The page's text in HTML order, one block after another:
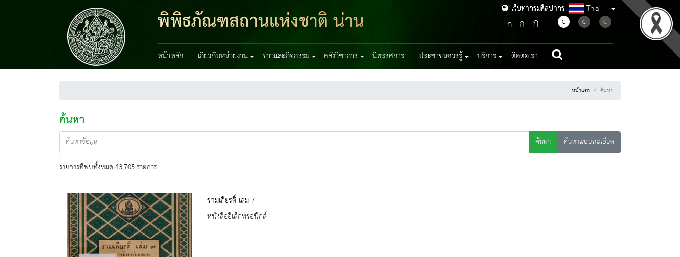
เว็บท่ากรมศิลปากร
พิพิธภัณฑสถานแห่งชาติ น่าน เว็บท่ากรมศิลปากร Thai
ก ก ก C C C
หน้าหลัก เกี่ยวกับหน่วยงาน ข่าวและกิจกรรม คลังวิชาการ นิทรรศการ ประชาชนควรรู้ บริการ ติดต่อเรา
หน้าแรก ค้นหา
ค้นหา
ค้นหา
ค้นหาแบบละเอียด
รายการที่พบทั้งหมด 43,705 รายการ
รามเกียรติ์ เล่ม 7
หนังสืออิเล็กทรอนิกส์